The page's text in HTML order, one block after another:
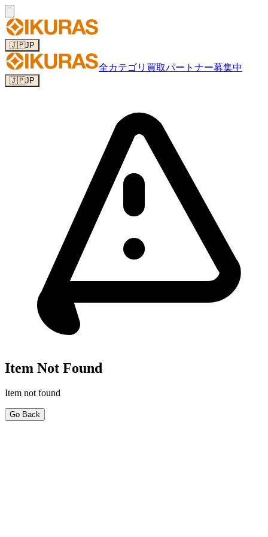
🇯🇵JP
全カテゴリ 買取パートナー募集中
🇯🇵JP
Item Not Found
Item not found
Go Back